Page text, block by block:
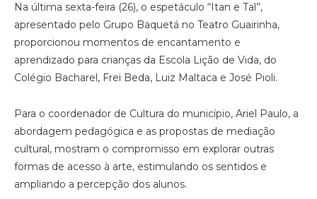
Na última sexta-feira (26), o espetáculo “Itan e Tal”,
apresentado pelo Grupo Baquetá no Teatro Guairinha,
proporcionou momentos de encantamento e
aprendizado para crianças da Escola Lição de Vida, do
Colégio Bacharel, Frei Beda, Luiz Maltaca e José Pioli.
Para o coordenador de Cultura do município, Ariel Paulo, a
abordagem pedagógica e as propostas de mediação
cultural, mostram o compromisso em explorar outras
formas de acesso à arte, estimulando os sentidos e
ampliando a percepção dos alunos.